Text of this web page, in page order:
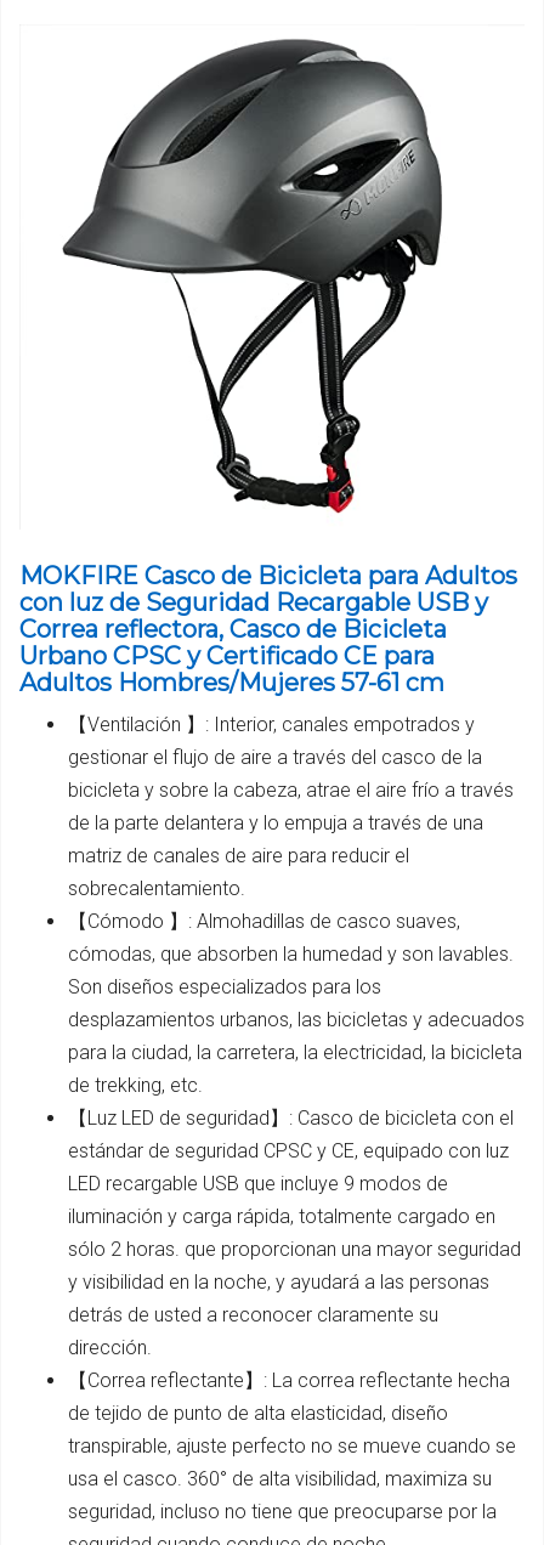
MOKFIRE Casco de Bicicleta para Adultos
con luz de Seguridad Recargable USB y
Correa reflectora, Casco de Bicicleta
Urbano CPSC y Certificado CE para
Adultos Hombres/Mujeres 57-61 cm
【Ventilación 】: Interior, canales empotrados y
gestionar el flujo de aire a través del casco de la
bicicleta y sobre la cabeza, atrae el aire frío a través
de la parte delantera y lo empuja a través de una
matriz de canales de aire para reducir el
sobrecalentamiento.
【Cómodo 】: Almohadillas de casco suaves,
cómodas, que absorben la humedad y son lavables.
Son diseños especializados para los
desplazamientos urbanos, las bicicletas y adecuados
para la ciudad, la carretera, la electricidad, la bicicleta
de trekking, etc.
【Luz LED de seguridad】: Casco de bicicleta con el
estándar de seguridad CPSC y CE, equipado con luz
LED recargable USB que incluye 9 modos de
iluminación y carga rápida, totalmente cargado en
sólo 2 horas. que proporcionan una mayor seguridad
y visibilidad en la noche, y ayudará a las personas
detrás de usted a reconocer claramente su
dirección.
【Correa reflectante】: La correa reflectante hecha
de tejido de punto de alta elasticidad, diseño
transpirable, ajuste perfecto no se mueve cuando se
usa el casco. 360° de alta visibilidad, maximiza su
seguridad, incluso no tiene que preocuparse por la